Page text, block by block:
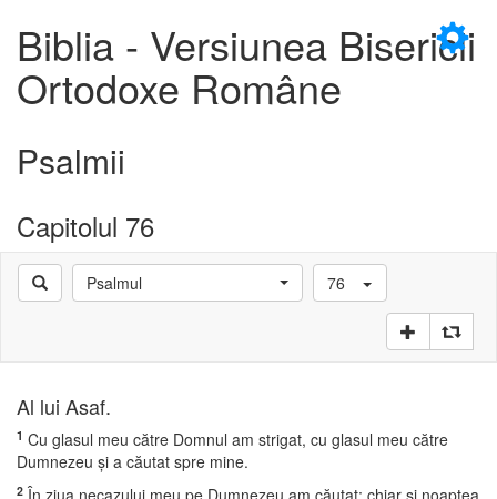
×
Biblia - Versiunea Bisericii
Ortodoxe Române
Psalmii
Capitolul 76
Psalmul 76
Al lui Asaf.
1 Cu glasul meu către Domnul am strigat, cu glasul meu către
Dumnezeu şi a căutat spre mine.
2 În ziua necazului meu pe Dumnezeu am căutat; chiar şi noaptea